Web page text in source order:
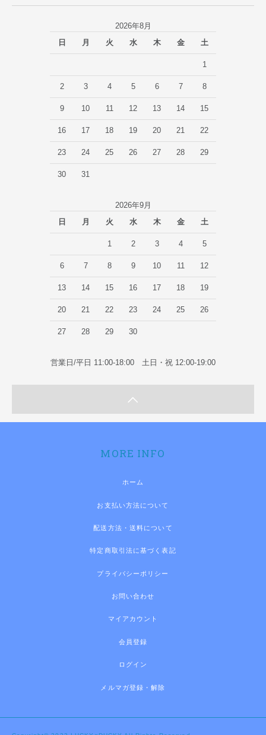
2026年8月
日
月 火 水 木 金 土
1
2 3 4 5 6 7 8
9 10 11 12 13 14 15
16 17 18 19 20 21 22
23 24 25 26 27 28 29
30 31
2026年9月
日
月 火 水 木 金 土
1 2 3 4 5
6 7 8 9 10 11 12
13 14 15 16 17 18 19
20 21 22 23 24 25 26
27 28 29 30
営業日/平日 11:00-18:00 土日・祝 12:00-19:00
MORE INFO
ホーム
お支払い方法について
配送方法・送料について
特定商取引法に基づく表記
プライバシーポリシー
お問い合わせ
マイアカウント
会員登録
ログイン
メルマガ登録・解除